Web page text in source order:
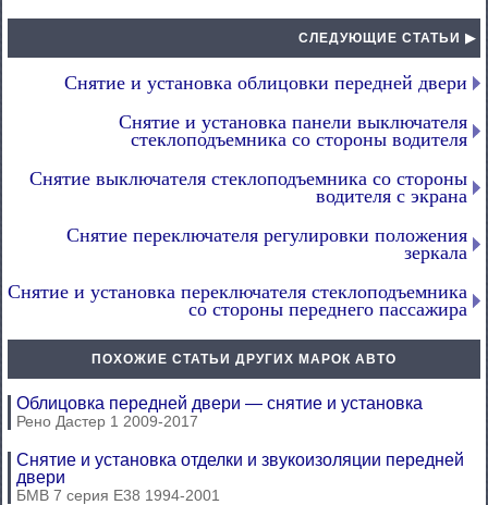
СЛЕДУЮЩИЕ СТАТЬИ ▶
Снятие и установка облицовки передней двери
Снятие и установка панели выключателя
стеклоподъемника со стороны водителя
Снятие выключателя стеклоподъемника со стороны
водителя с экрана
Снятие переключателя регулировки положения
зеркала
Снятие и установка переключателя стеклоподъемника
со стороны переднего пассажира
ПОХОЖИЕ СТАТЬИ ДРУГИХ МАРОК АВТО
Облицовка передней двери — снятие и установка
Рено Дастер 1 2009-2017
Снятие и установка отделки и звукоизоляции передней
двери
БМВ 7 серия Е38 1994-2001